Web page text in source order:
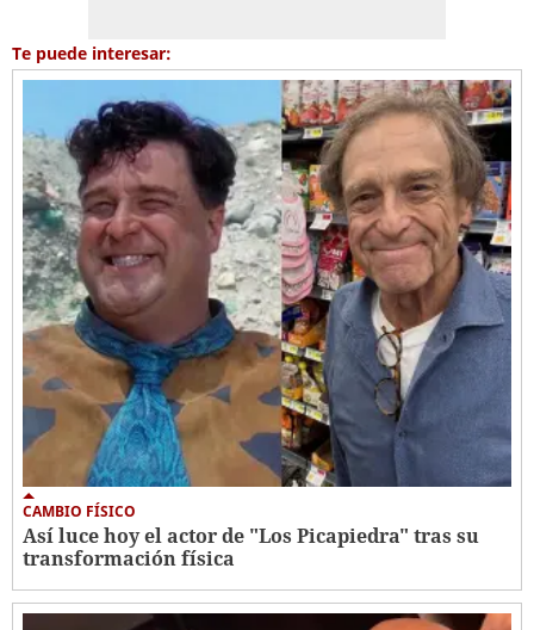
Te puede interesar:
CAMBIO FÍSICO
Así luce hoy el actor de "Los Picapiedra" tras su
transformación física